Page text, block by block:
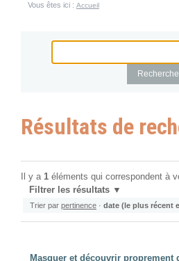
Vous êtes ici : Accueil
Résultats de
Il y a 1 éléments qui correspondent à
Filtrer les résultats
Trier par pertinence · date (le plus récent
Masquer et découvrir proprement